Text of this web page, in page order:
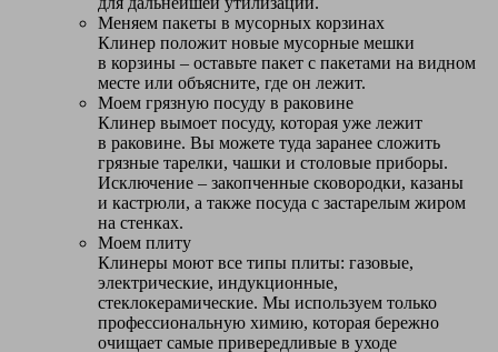
Меняем пакеты в мусорных корзинах
Клинер положит новые мусорные мешки
в корзины – оставьте пакет с пакетами на видном
месте или объясните, где он лежит.
Моем грязную посуду в раковине
Клинер вымоет посуду, которая уже лежит
в раковине. Вы можете туда заранее сложить
грязные тарелки, чашки и столовые приборы.
Исключение – закопченные сковородки, казаны
и кастрюли, а также посуда с застарелым жиром
на стенках.
Моем плиту
Клинеры моют все типы плиты: газовые,
электрические, индукционные,
стеклокерамические. Мы используем только
профессиональную химию, которая бережно
очищает самые привередливые в уходе